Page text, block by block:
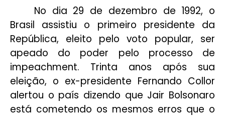
No dia 29 de dezembro de 1992, o
Brasil assistiu o primeiro presidente da
República, eleito pelo voto popular, ser
apeado do poder pelo processo de
impeachment. Trinta anos após sua
eleição, o ex-presidente Fernando Collor
alertou o país dizendo que Jair Bolsonaro
está cometendo os mesmos erros que o